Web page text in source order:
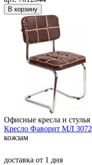
В корзину
Офисные кресла и стулья
Кресло Фаворит МЛ
кожзам
доставка от 1 дня